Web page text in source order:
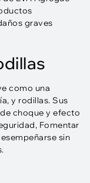
graves
como una
y rodillas. Sus
choque y efecto
Fomentar
sin